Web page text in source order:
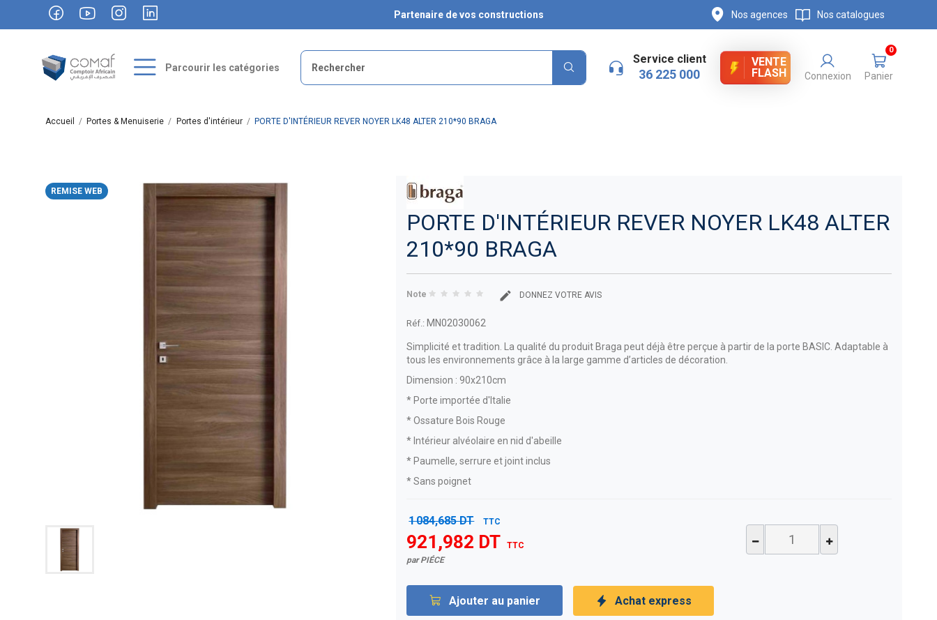
Partenaire de vos constructions Nos agences Nos catalogues
Parcourir les catégories
Service client
36 225 000
VENTE
FLASH
Connexion Panier
0
Accueil Portes & Menuiserie Portes d'intérieur PORTE D'INTÉRIEUR REVER NOYER LK48 ALTER 210*90 BRAGA
REMISE WEB
PORTE D'INTÉRIEUR REVER NOYER LK48 ALTER
210*90 BRAGA
Note DONNEZ VOTRE AVIS
Réf.: MN02030062
Simplicité et tradition. La qualité du produit Braga peut déjà être perçue à partir de la porte BASIC. Adaptable à
tous les environnements grâce à la large gamme d’articles de décoration.
Dimension : 90x210cm
* Porte importée d'Italie
* Ossature Bois Rouge
* Intérieur alvéolaire en nid d'abeille
* Paumelle, serrure et joint inclus
* Sans poignet
1 084,685 DT TTC
921,982 DT
TTC
par PIÉCE
Ajouter au panier Achat express